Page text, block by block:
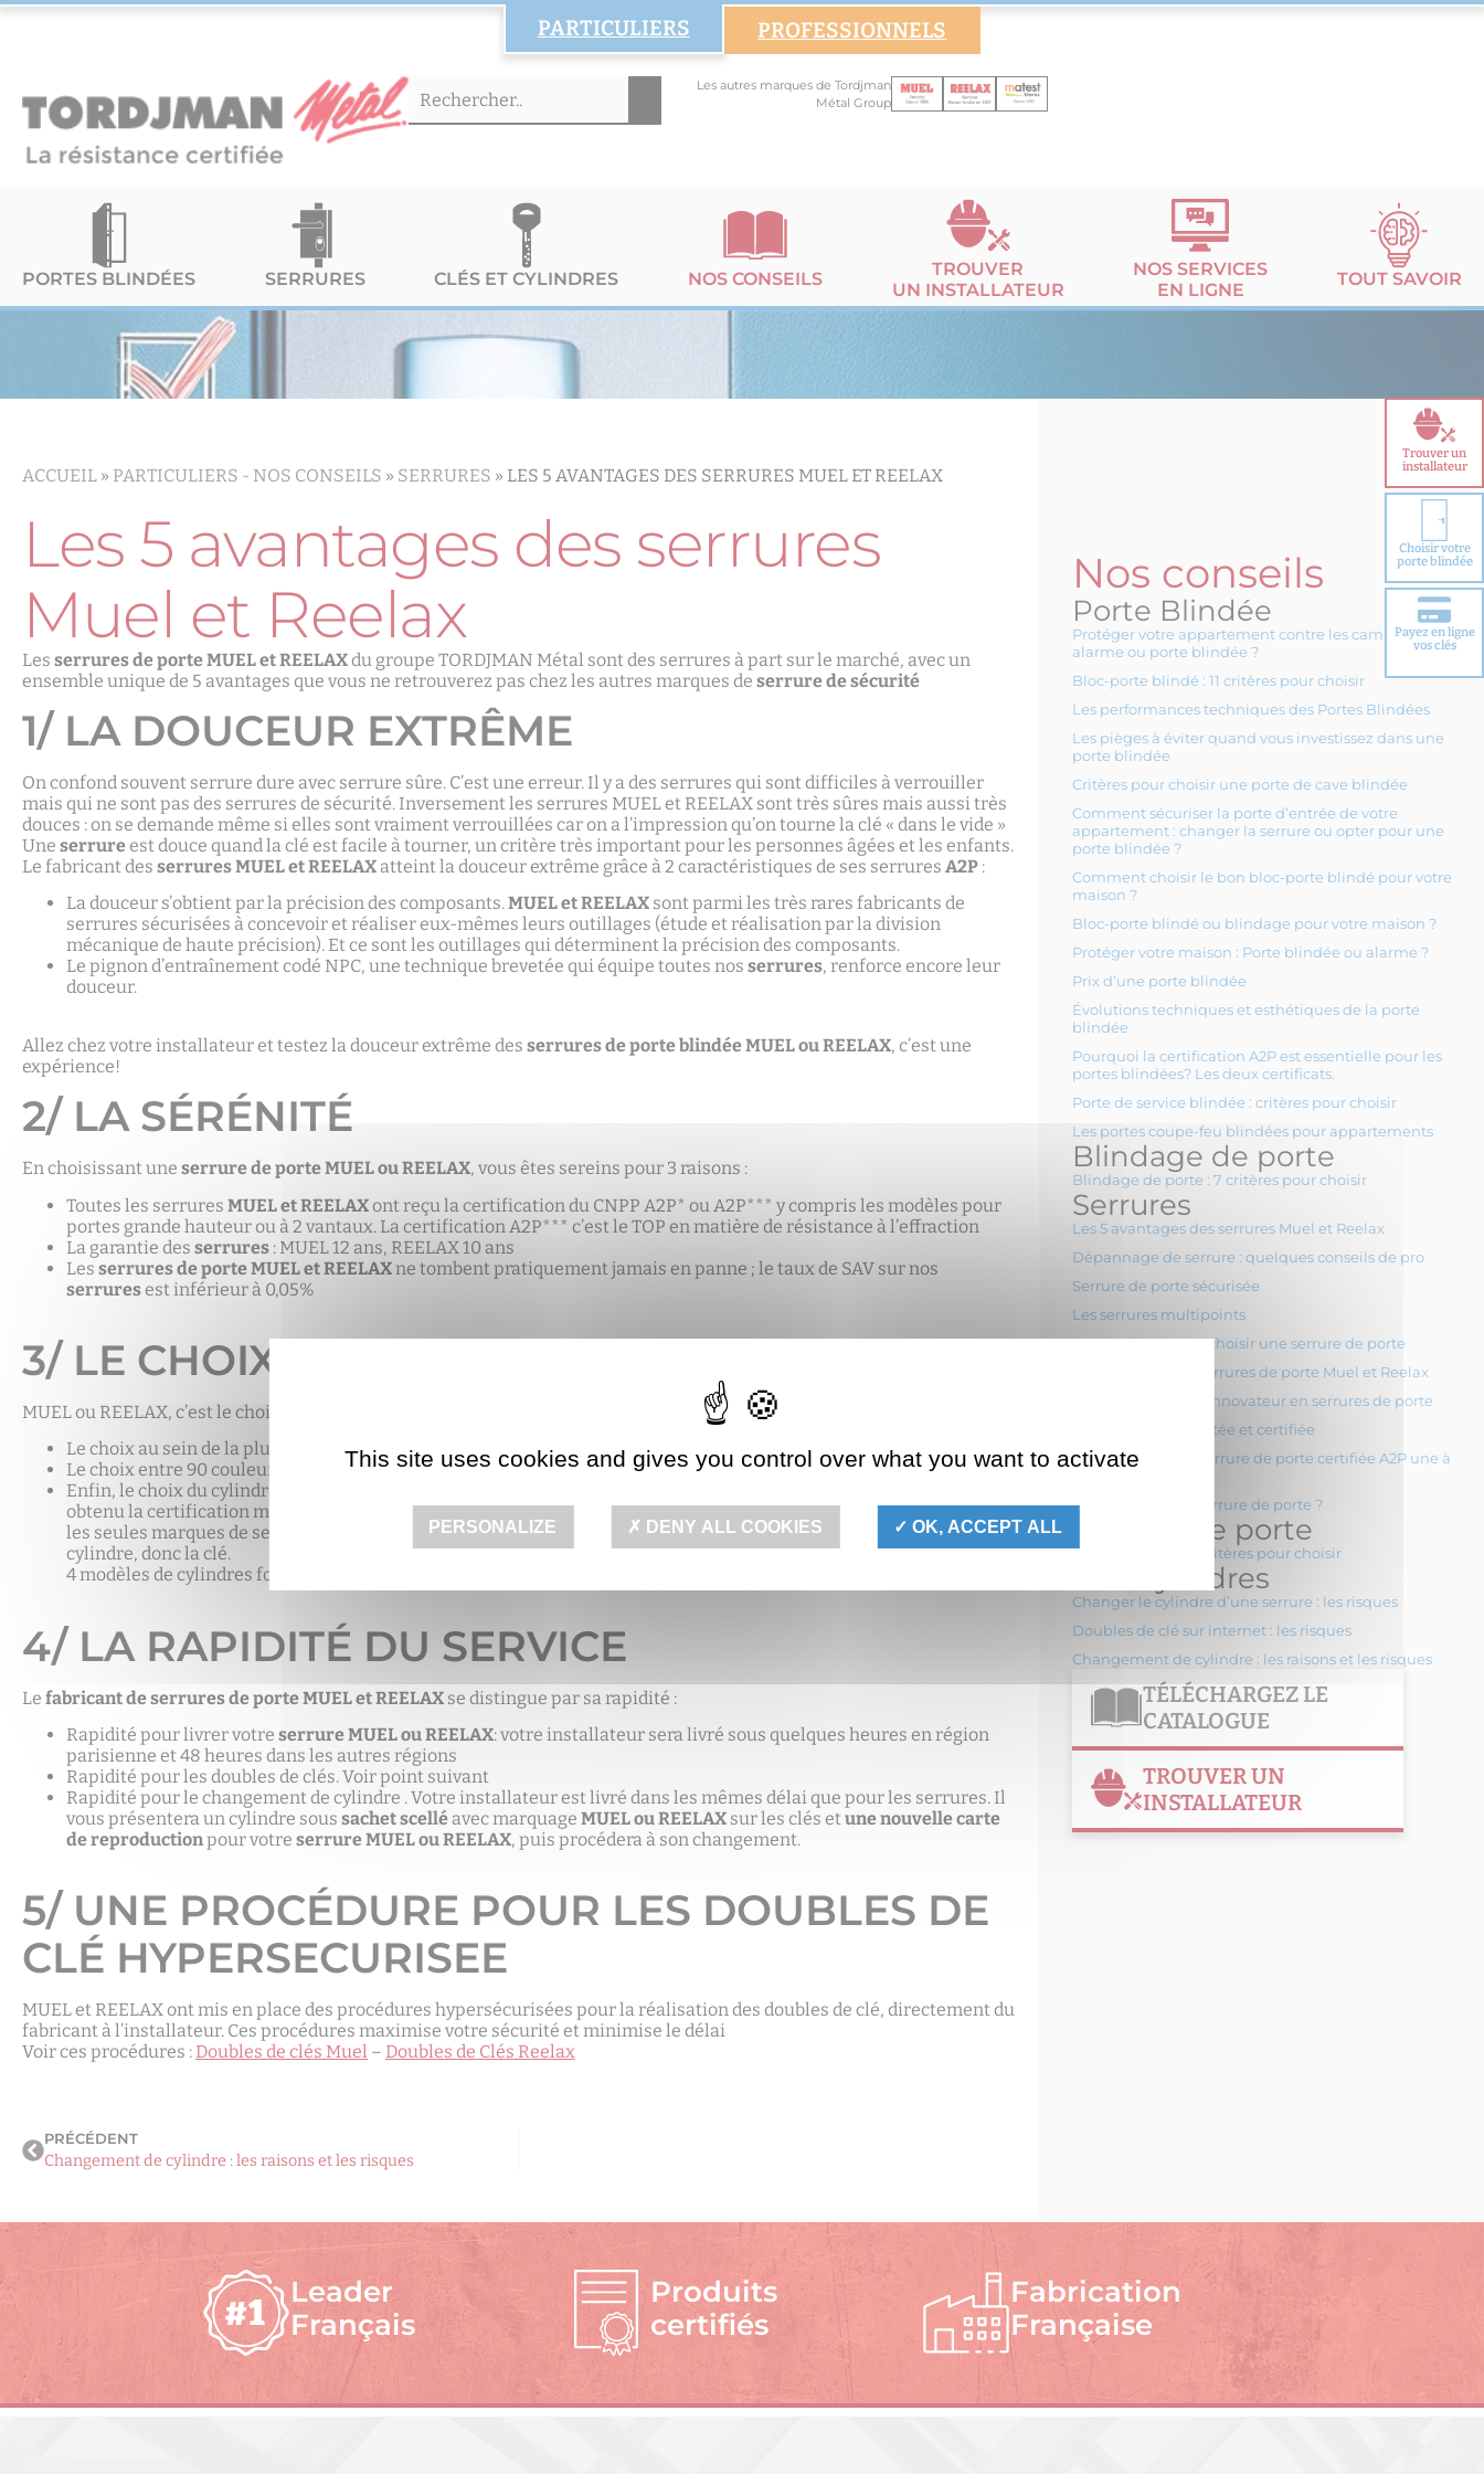
PARTICULIERS PROFESSIONNELS
Les autres marques de Tordjman
Métal Group
PORTES BLINDÉES SERRURES CLÉS ET CYLINDRES NOS CONSEILS
TROUVER
UN INSTALLATEUR
NOS SERVICES
EN LIGNE
TOUT SAVOIR
Trouver un
installateur
Choisir votre
porte blindée
Payez en ligne
vos clés
ACCUEIL » PARTICULIERS - NOS CONSEILS » SERRURES » LES 5 AVANTAGES DES SERRURES MUEL ET REELAX
Les 5 avantages des serrures
Muel et Reelax
Les serrures de porte MUEL et REELAXdu groupe TORDJMAN Métal sont des serrures à part sur le marché, avec un
ensemble unique de 5 avantages que vous ne retrouverez pas chez les autres marques de serrure de sécurité
1/ LA DOUCEUR EXTRÊME
On confond souvent serrure dure avec serrure sûre. C’est une erreur. Il y a des serrures qui sont difficiles à verrouiller
mais qui ne sont pas des serrures de sécurité. Inversement les serrures MUEL et REELAX sont très sûres mais aussi très
douces : on se demande même si elles sont vraiment verrouillées car on a l’impression qu’on tourne la clé « dans le vide »
Une serrure est douce quand la clé est facile à tourner, un critère très important pour les personnes âgées et les enfants.
Le fabricant des serrures MUEL et REELAX atteint la douceur extrême grâce à 2 caractéristiques de ses serrures A2P :
La douceur s’obtient par la précision des composants.MUEL et REELAX sont parmi les très rares fabricants de
serrures sécurisées à concevoir et réaliser eux-mêmes leurs outillages (étude et réalisation par la division
mécanique de haute précision). Et ce sont les outillages qui déterminent la précision des composants.
Le pignon d’entraînement codé NPC, une technique brevetée qui équipe toutes nos serrures, renforce encore leur
douceur.
Allez chez votre installateur et testez la douceur extrême des serrures de porte blindée MUEL ou REELAX, c’est une
expérience!
2/ LA SÉRÉNITÉ
En choisissant une serrure de porte MUEL ou REELAX, vous êtes sereins pour 3 raisons :
Toutes les serrures MUEL et REELAXont reçu la certification du CNPP A2P* ou A2P*** y compris les modèles pour
portes grande hauteur ou à 2 vantaux. La certification A2P*** c’est le TOP en matière de résistance à l’effraction
La garantie des serrures : MUEL 12 ans, REELAX 10 ans
Les serrures de porte MUEL et REELAX ne tombent pratiquement jamais en panne ; le taux de SAV sur nos
serrures est inférieur à 0,05%
3/ LE CHOIX DE VOTRE SERRURE DE PORTE
MUEL ou REELAX, c’est le choix à 3 niveaux :
Le choix au sein de la plus large gamme de serrures en applique du marché
Le choix entre 90 couleurs standards, ou toute autre couleur sur demande ; le nuancier le plus étendu du marché.
Enfin, le choix du cylindre : MUEL et REELAX ont obtenu la certification A2P avec 6 cylindres différents dont 4 ont
obtenu la certification maximale A2P***. Tous ces cylindres proviennent de leaders mondiaux. MUEL et Reelax sont
les seules marques de serrure à offrir un tel choix. Avec une
serrure sécurisée MUEL ou REELAX
, vous choisissez le
cylindre, donc la clé.
4 modèles de cylindres fonctionnent avec des clés réversibles (vous introduisez la clé dans n’importe quel sens).
4/ LA RAPIDITÉ DU SERVICE
Le fabricant de serrures de porte MUEL et REELAX se distingue par sa rapidité :
Rapidité pour livrer votre serrure MUEL ou REELAX: votre installateur sera livré sous quelques heures en région
parisienne et 48 heures dans les autres régions
Rapidité pour les doubles de clés. Voir point suivant
Rapidité pour le changement de cylindre . Votre installateur est livré dans les mêmes délai que pour les serrures. Il
vous présentera un cylindre sous sachet scellé avec marquage MUEL ou REELAX sur les clés etune nouvelle carte
de reproductionpour votre serrure MUEL ou REELAX, puis procédera à son changement.
5/ UNE PROCÉDURE POUR LES DOUBLES DE
CLÉ HYPERSECURISEE
MUEL et REELAX ont mis en place des procédures hypersécurisées pour la réalisation des doubles de clé, directement du
fabricant à l’installateur. Ces procédures maximise votre sécurité et minimise le délai
Voir ces procédures : Doubles de clés Muel – Doubles de Clés Reelax
PRÉCÉDENT
Changement de cylindre : les raisons et les risques
Nos conseils
Porte Blindée
Protéger votre appartement contre les cambriolages :
alarme ou porte blindée ?
Bloc-porte blindé : 11 critères pour choisir
Les performances techniques des Portes Blindées
Les pièges à éviter quand vous investissez dans une
porte blindée
Critères pour choisir une porte de cave blindée
Comment sécuriser la porte d’entrée de votre
appartement : changer la serrure ou opter pour une
porte blindée ?
Comment choisir le bon bloc-porte blindé pour votre
maison ?
Bloc-porte blindé ou blindage pour votre maison ?
Protéger votre maison : Porte blindée ou alarme ?
Prix d’une porte blindée
Évolutions techniques et esthétiques de la porte
blindée
Pourquoi la certification A2P est essentielle pour les
portes blindées? Les deux certificats.
Porte de service blindée : critères pour choisir
Les portes coupe-feu blindées pour appartements
Blindage de porte
Blindage de porte : 7 critères pour choisir
Serrures
Les 5 avantages des serrures Muel et Reelax
Dépannage de serrure : quelques conseils de pro
Serrure de porte sécurisée
Les serrures multipoints
Les 11 critères pour choisir une serrure de porte
La spécificité des serrures de porte Muel et Reelax
Tordjman Metal : L’innovateur en serrures de porte
Une serrure connectée et certifiée
Qu’est-ce qu’une serrure de porte certifiée A2P une à
Qu’est ce qu’une serrure de porte ?
Verrous de porte
Verrous de porte : critères pour choisir
Clés cylindres
Changer le cylindre d’une serrure : les risques
Doubles de clé sur internet : les risques
Changement de cylindre : les raisons et les risques
TÉLÉCHARGEZ LE
CATALOGUE
TROUVER UN
INSTALLATEUR
Leader
Français
Produits
certifiés
Fabrication
Française
This site uses cookies and gives you control over what you want to activate
PERSONALIZE DENY ALL COOKIES OK, ACCEPT ALL